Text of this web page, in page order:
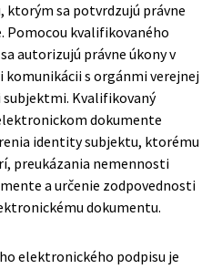
ktorým sa potvrdzujú právne
Pomocou kvalifikovaného
autorizujú právne úkony v
s orgánmi verejnej
Kvalifikovaný
dokumente
identity subjektu, ktorému
preukázania nemennosti
a určenie zodpovednosti
dokumentu.
elektronického podpisu je